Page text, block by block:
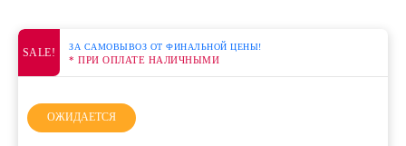
SALE! ЗА САМОВЫВОЗ ОТ ФИНАЛЬНОЙ ЦЕНЫ!
* ПРИ ОПЛАТЕ НАЛИЧНЫМИ
ОЖИДАЕТСЯ